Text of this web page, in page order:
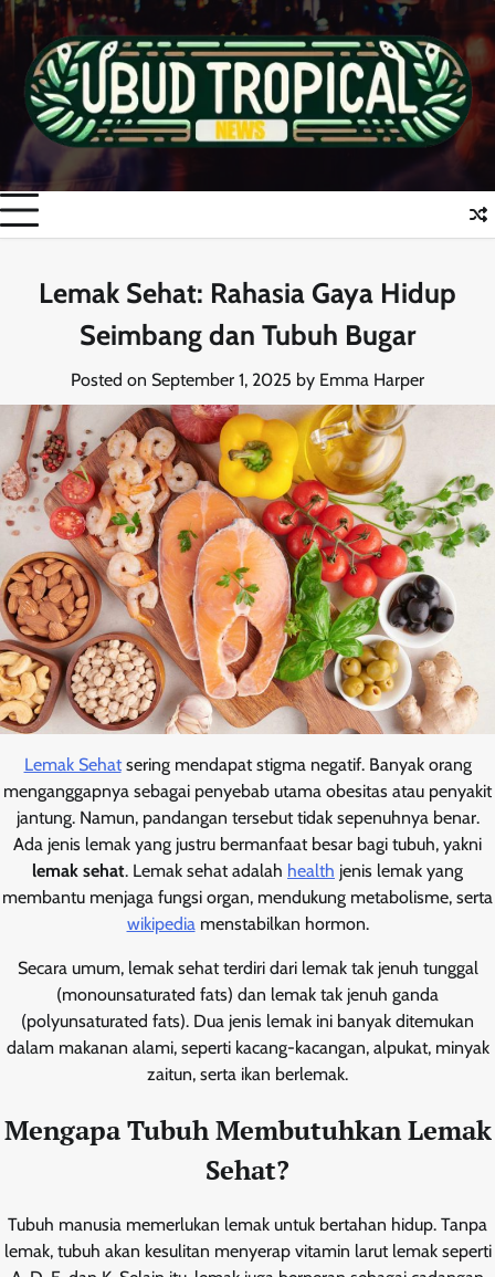
Skip
to
content
Lemak Sehat: Rahasia Gaya Hidup
Seimbang dan Tubuh Bugar
Posted on September 1, 2025 by Emma Harper
Lemak Sehatsering mendapat stigma negatif. Banyak orang
menganggapnya sebagai penyebab utama obesitas atau penyakit
jantung. Namun, pandangan tersebut tidak sepenuhnya benar.
Ada jenis lemak yang justru bermanfaat besar bagi tubuh, yakni
lemak sehat. Lemak sehat adalah health jenis lemak yang
membantu menjaga fungsi organ, mendukung metabolisme, serta
wikipediamenstabilkan hormon.
Secara umum, lemak sehat terdiri dari lemak tak jenuh tunggal
(monounsaturated fats) dan lemak tak jenuh ganda
(polyunsaturated fats). Dua jenis lemak ini banyak ditemukan
dalam makanan alami, seperti kacang-kacangan, alpukat, minyak
zaitun, serta ikan berlemak.
Mengapa Tubuh Membutuhkan Lemak
Sehat?
Tubuh manusia memerlukan lemak untuk bertahan hidup. Tanpa
lemak, tubuh akan kesulitan menyerap vitamin larut lemak seperti